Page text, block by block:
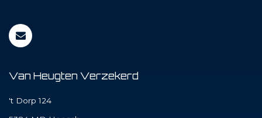
Van Heugten Verzekerd
't Dorp 124